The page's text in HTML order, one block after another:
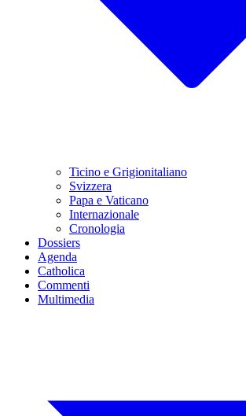
Ticino e Grigionitaliano
Svizzera
Papa e Vaticano
Internazionale
Cronologia
Dossiers
Agenda
Catholica
Commenti
Multimedia